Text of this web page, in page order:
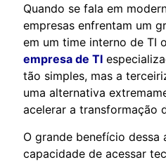
Quando se fala em
empresas enfrentam um
em um time interno de TI
empresa de TI
tão simples, mas a
uma alternativa
acelerar a transformação
O grande benefício dessa
capacidade de acessar